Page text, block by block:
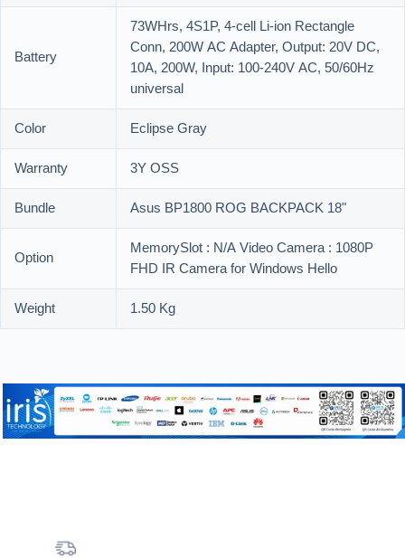
Battery
73WHrs, 4S1P, 4-cell Li-ion Rectangle
Conn, 200W AC Adapter, Output: 20V DC,
10A, 200W, Input: 100-240V AC, 50/60Hz
universal
Color
Eclipse Gray
Warranty
3Y OSS
Bundle
Asus BP1800 ROG BACKPACK 18"
Option
MemorySlot : N/A Video Camera : 1080P
FHD IR Camera for Windows Hello
Weight
1.50 Kg